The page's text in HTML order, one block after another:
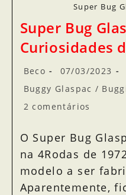
Super Bug
Super Bug
Curiosidades
Beco
07/03/2023
Buggy Glaspac /
2 comentários
O Super Bug
na 4Rodas de
modelo a ser
Aparentemente,